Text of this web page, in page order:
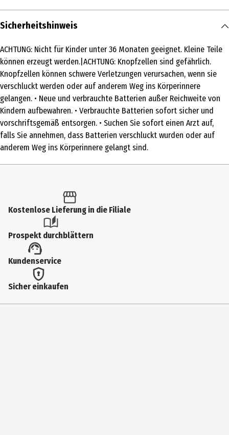
Inhalt
Produkttyp
Ankleidepuppen
Altersempfehlung ab
4 Jahre
Artikelnummer des Herstellers
JFM09
Herstelleradresse
Gondel 1, 1186 MJ Amstelveen, Niederlande
Kontaktmöglichkeit
service.mattel.com
Sicherheitshinweis
ACHTUNG: Nicht für Kinder unter 36 Monaten geeignet. Kleine Teile
können erzeugt werden.|ACHTUNG: Knopfzellen sind gefährlich.
Knopfzellen können schwere Verletzungen verursachen, wenn sie
verschluckt werden oder auf anderem Weg ins Körperinnere
gelangen. • Neue und verbrauchte Batterien außer Reichweite von
Kindern aufbewahren. • Verbrauchte Batterien sofort sicher und
vorschriftsgemäß entsorgen. • Suchen Sie sofort einen Arzt auf,
falls Sie annehmen, dass Batterien verschluckt wurden oder auf
anderem Weg ins Körperinnere gelangt sind.
Kostenlose Lieferung in die Filiale
Prospekt durchblättern
Kundenservice
Sicher einkaufen